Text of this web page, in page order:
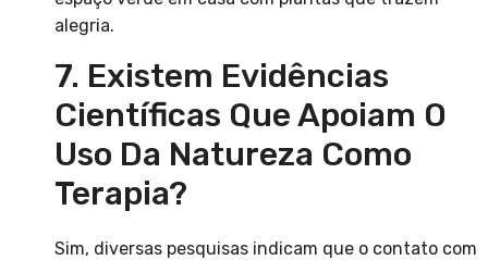
alegria.
7. Existem Evidências
Científicas Que Apoiam O
Uso Da Natureza Como
Terapia?
Sim, diversas pesquisas indicam que o contato com